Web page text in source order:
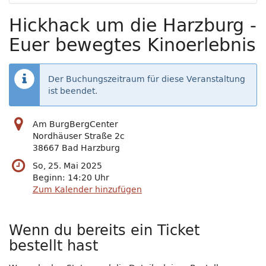
Hickhack um die Harzburg -
Euer bewegtes Kinoerlebnis
Der Buchungszeitraum für diese Veranstaltung
ist beendet.
Am BurgBergCenter
Nordhäuser Straße 2c
38667 Bad Harzburg
So, 25. Mai 2025
Beginn: 14:20 Uhr
Zum Kalender hinzufügen
Wenn du bereits ein Ticket
bestellt hast